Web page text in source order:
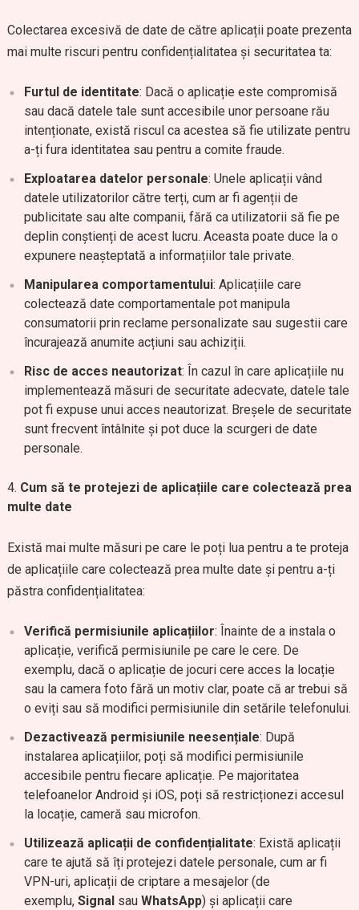
Colectarea excesivă de date de către aplicații poate prezenta
mai multe riscuri pentru confidențialitatea și securitatea ta:
Furtul de identitate: Dacă o aplicație este compromisă
sau dacă datele tale sunt accesibile unor persoane rău
intenționate, există riscul ca acestea să fie utilizate pentru
a-ți fura identitatea sau pentru a comite fraude.
Exploatarea datelor personale: Unele aplicații vând
datele utilizatorilor către terți, cum ar fi agenții de
publicitate sau alte companii, fără ca utilizatorii să fie pe
deplin conștienți de acest lucru. Aceasta poate duce la o
expunere neașteptată a informațiilor tale private.
Manipularea comportamentului: Aplicațiile care
colectează date comportamentale pot manipula
consumatorii prin reclame personalizate sau sugestii care
încurajează anumite acțiuni sau achiziții.
Risc de acces neautorizat: În cazul în care aplicațiile nu
implementează măsuri de securitate adecvate, datele tale
pot fi expuse unui acces neautorizat. Breșele de securitate
sunt frecvent întâlnite și pot duce la scurgeri de date
personale.
Cum să te protejezi de aplicațiile care colectează prea
multe date
Există mai multe măsuri pe care le poți lua pentru a te proteja
de aplicațiile care colectează prea multe date și pentru a-ți
păstra confidențialitatea:
Verifică permisiunile aplicațiilor: Înainte de a instala o
aplicație, verifică permisiunile pe care le cere. De
exemplu, dacă o aplicație de jocuri cere acces la locație
sau la camera foto fără un motiv clar, poate că ar trebui să
o eviți sau să modifici permisiunile din setările telefonului.
Dezactivează permisiunile neesențiale: După
instalarea aplicațiilor, poți să modifici permisiunile
accesibile pentru fiecare aplicație. Pe majoritatea
telefoanelor Android și iOS, poți să restricționezi accesul
la locație, cameră sau microfon.
Utilizează aplicații de confidențialitate: Există aplicații
care te ajută să îți protejezi datele personale, cum ar fi
VPN-uri, aplicații de criptare a mesajelor (de
exemplu, Signalsau WhatsApp) și aplicații care